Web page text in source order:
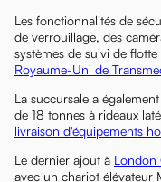
Les fonctionnalités de
de verrouillage, des
systèmes de suivi de
Royaume-Uni de
La succursale a
de 18 tonnes à rideaux
livraison d'équipements
Le dernier ajout à London
avec un chariot élévateur